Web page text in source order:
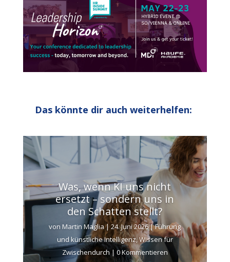
Das könnte dir auch weiterhelfen:
Was, wenn KI uns nicht
ersetzt – sondern uns in
den Schatten stellt?
von Martin Maglia|24. Juni 2026|Führung
und künstliche Intelligenz,Wissen für
Zwischendurch | 0 Kommentieren